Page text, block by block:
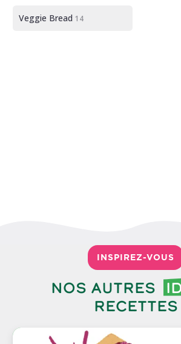
Veggie Bread 14
INSPIREZ-VOUS
Nos autres
recettes